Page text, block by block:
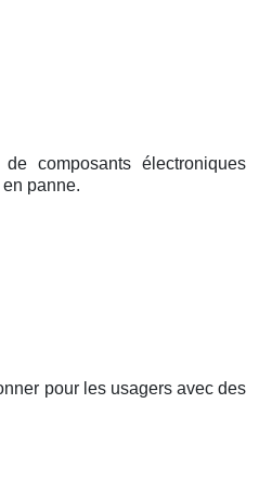
composants électroniques
panne.
pour les usagers avec des